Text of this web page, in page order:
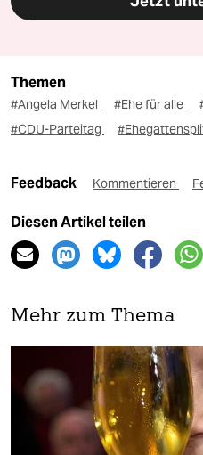
Themen
#Angela Merkel #Ehe für alle
#CDU-Parteitag
Feedback Kommentieren
Diesen Artikel teilen
Mehr zum Thema